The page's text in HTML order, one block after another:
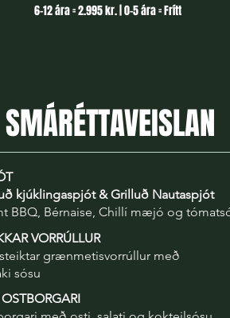
6-12 ára = 2.995 kr. | 0-5 ára = Frítt
SMÁRÉTTAVEISLAN
kjúklingaspjót & Grilluð Nautaspjót
BBQ, Bérnaise, Chillí mæjó og
VORRÚLLUR
grænmetisvorrúllur með
sósu